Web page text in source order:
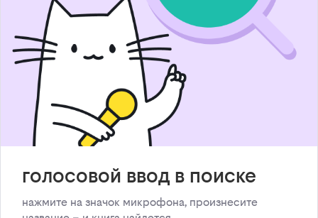
голосовой ввод в поиске
нажмите на значок микрофона, произнесите